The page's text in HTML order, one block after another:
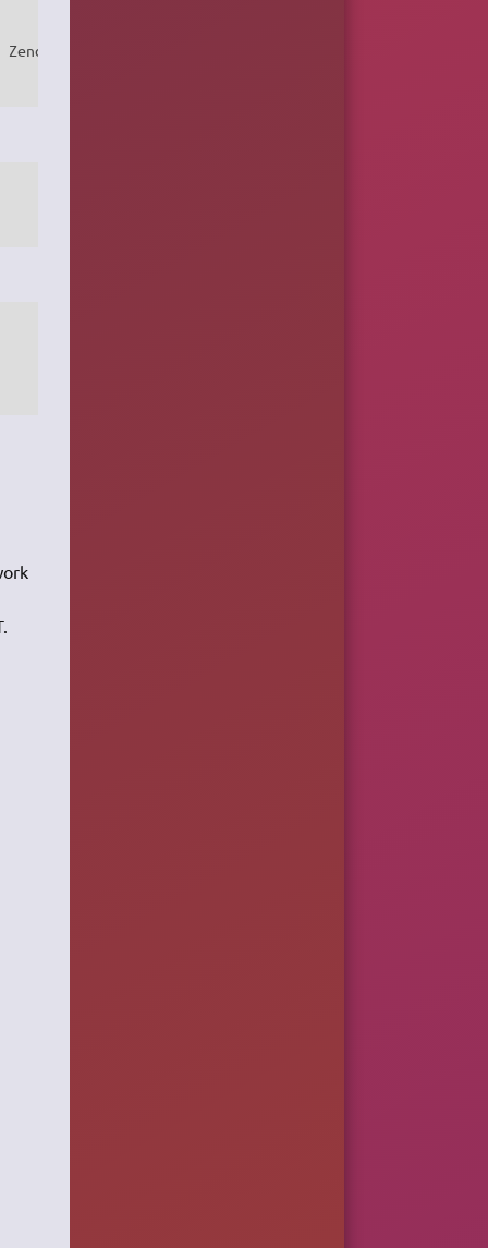
Technologies